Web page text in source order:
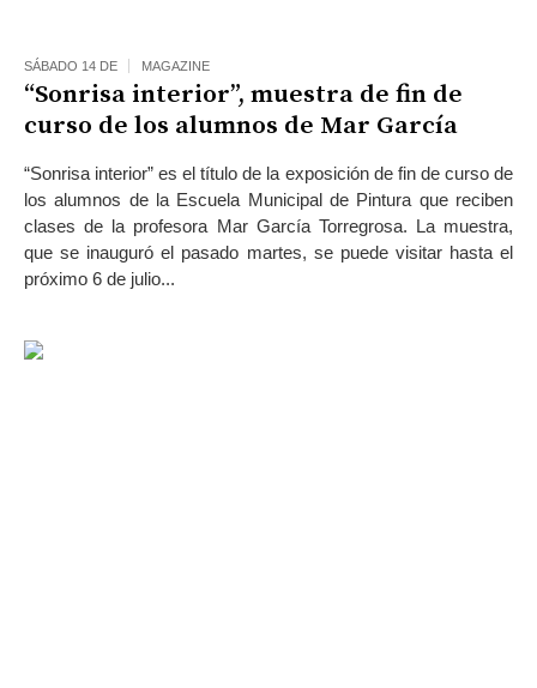
SÁBADO 14 DE MAGAZINE
“Sonrisa interior”, muestra de fin de
curso de los alumnos de Mar García
“Sonrisa interior” es el título de la exposición de fin de curso de
los alumnos de la Escuela Municipal de Pintura que reciben
clases de la profesora Mar García Torregrosa. La muestra,
que se inauguró el pasado martes, se puede visitar hasta el
próximo 6 de julio...